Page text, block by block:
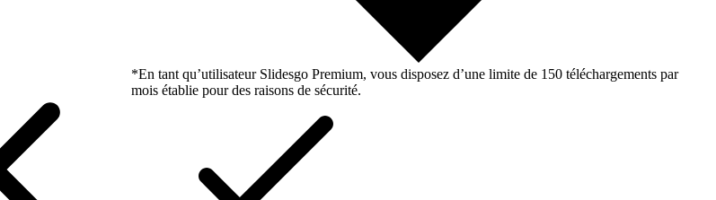
*En tant qu’utilisateur Slidesgo Premium, vous disposez d’une limite de 150 téléchargements par
mois établie pour des raisons de sécurité.